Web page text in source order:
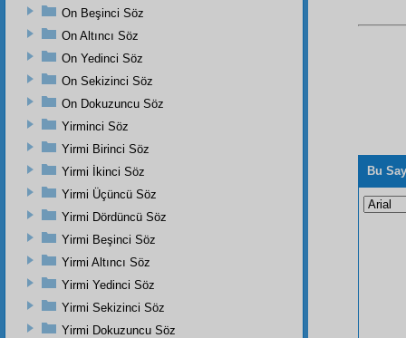
Bu
On Beşinci Söz
On Altıncı Söz
On Yedinci Söz
On Sekizinci Söz
On Dokuzuncu Söz
Yirminci Söz
Yirmi Birinci Söz
Yirmi İkinci Söz
Yirmi Üçüncü Söz
Yirmi Dördüncü Söz
Yirmi Beşinci Söz
Yirmi Altıncı Söz
Yirmi Yedinci Söz
Yirmi Sekizinci Söz
Yirmi Dokuzuncu Söz